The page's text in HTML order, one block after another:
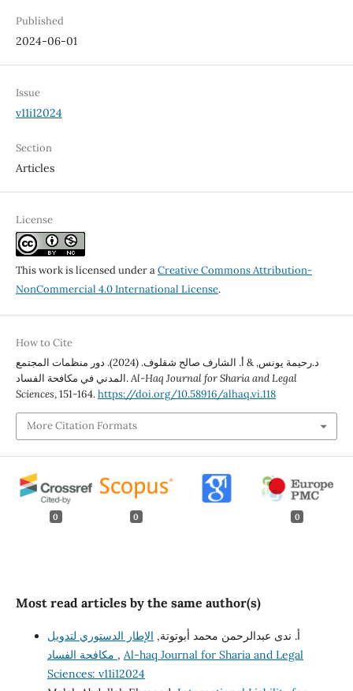
Published
2024-06-01
Issue
v11i12024
Section
Articles
License
This work is licensed under aCreative Commons Attribution-
NonCommercial 4.0 International License.
How to Cite
د.رحيمة يونس, & أ. الشارف صالح شقلوف. (2024). دور منظمات المجتمع
المدني في مكافحة الفساد.Al-Haq Journal for Sharia and Legal
Sciences, 151-164.https://doi.org/10.58916/alhaq.vi.118
More Citation Formats
0 0 0
Most read articles by the same author(s)
أ. ندى عبدالرحمن محمد أبوتوتة, الإطار الدستوري لتدويل
, Al-haq Journal for Sharia and Legal
Sciences: v11i12024